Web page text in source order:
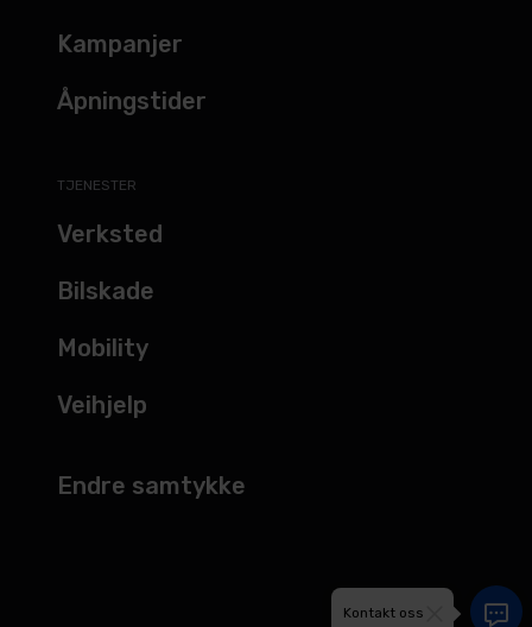
Kampanjer
Åpningstider
TJENESTER
Verksted
Bilskade
Mobility
Veihjelp
Endre samtykke
Kontakt oss